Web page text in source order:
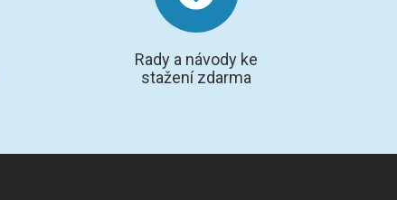
Rady a návody ke
stažení zdarma